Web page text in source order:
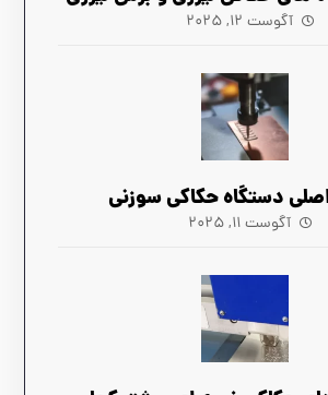
آگوست ۱۲, ۲۰۲۵
دستگاه حکاکی سوزنی
آگوست ۱۱, ۲۰۲۵